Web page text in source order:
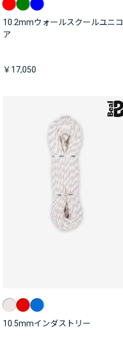
10.2mmウォールスクールユニコ
ア
￥17,050
10.5mmインダストリー